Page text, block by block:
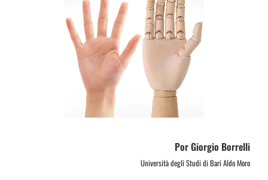
Por Giorgio Borrelli
Università degli Studi di Bari Aldo Moro